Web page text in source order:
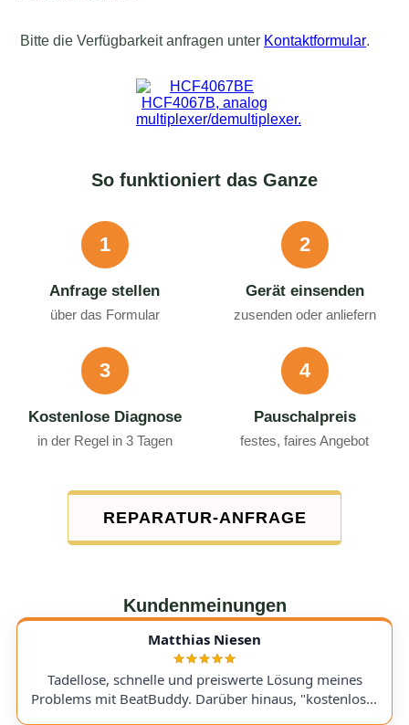
Bitte die Verfügbarkeit anfragen unter Kontaktformular.
So funktioniert das Ganze
1
Anfrage stellen
über das Formular
2
Gerät einsenden
zusenden oder anliefern
3
Kostenlose Diagnose
in der Regel in 3 Tagen
4
Pauschalpreis
festes, faires Angebot
REPARATUR-ANFRAGE
Kundenmeinungen
Matthias Niesen
Tadellose, schnelle und preiswerte Lösung meines
Problems mit BeatBuddy. Darüber hinaus, "kostenloser